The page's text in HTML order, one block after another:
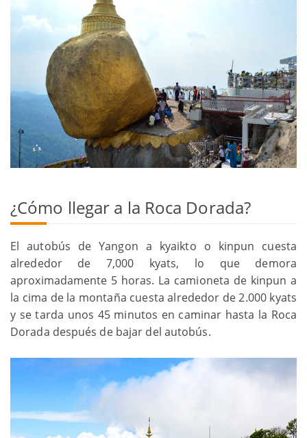
¿Cómo llegar a la Roca Dorada?
El autobús de Yangon a kyaikto o kinpun cuesta
alrededor de 7,000 kyats, lo que demora
aproximadamente 5 horas. La camioneta de kinpun a
la cima de la montaña cuesta alrededor de 2.000 kyats
y se tarda unos 45 minutos en caminar hasta la Roca
Dorada después de bajar del autobús.